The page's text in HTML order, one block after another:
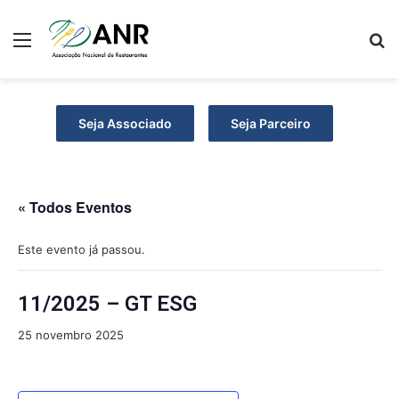
Menu
Seja Associado Seja Parceiro
« Todos Eventos
Este evento já passou.
11/2025 – GT ESG
25 novembro 2025